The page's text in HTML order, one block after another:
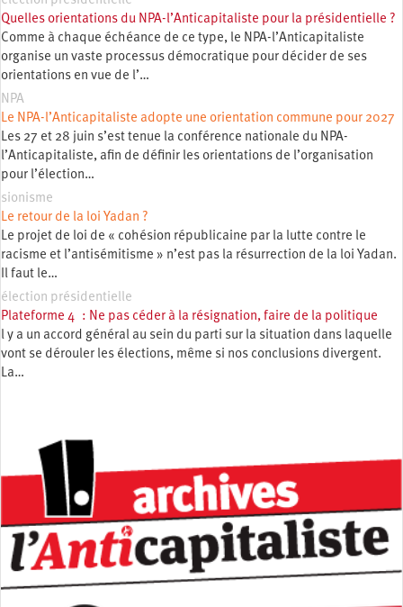
Quelles orientations du NPA-l’Anticapitaliste pour la présidentielle ?
Comme à chaque échéance de ce type, le NPA-l’Anticapitaliste
organise un vaste processus démocratique pour décider de ses
orientations en vue de l’…
NPA
Le NPA-l’Anticapitaliste adopte une orientation commune pour 2027
Les 27 et 28 juin s’est tenue la conférence nationale du NPA-
l’Anticapitaliste, afin de définir les orientations de l’organisation
pour l’élection…
sionisme
Le retour de la loi Yadan ?
Le projet de loi de « cohésion républicaine par la lutte contre le
racisme et l’antisémitisme » n’est pas la résurrection de la loi Yadan.
Il faut le…
élection présidentielle
Plateforme 4 : Ne pas céder à la résignation, faire de la politique
l y a un accord général au sein du parti sur la situation dans laquelle
vont se dérouler les élections, même si nos conclusions divergent.
La…